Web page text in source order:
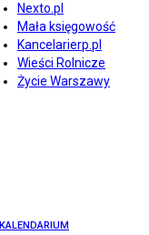
Nexto.pl
Mała księgowość
Kancelarierp.pl
Wieści Rolnicze
Życie Warszawy
KALENDARIUM